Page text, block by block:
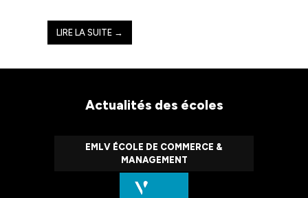
LIRE LA SUITE →
Actualités des écoles
EMLV ÉCOLE DE COMMERCE &
MANAGEMENT